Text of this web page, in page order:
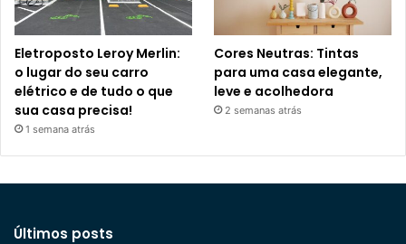
Eletroposto Leroy Merlin:
o lugar do seu carro
elétrico e de tudo o que
sua casa precisa!
1 semana atrás
Cores Neutras: Tintas
para uma casa elegante,
leve e acolhedora
2 semanas atrás
Últimos posts